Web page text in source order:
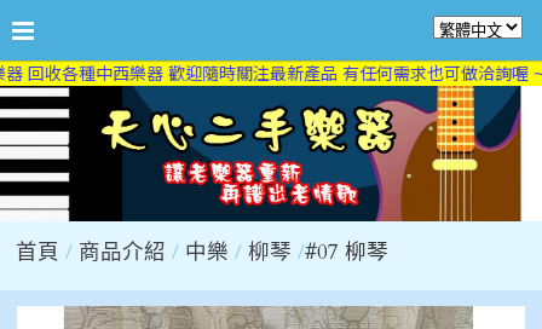
回收各種中西樂器 歡迎隨時關注最新產品 有任何需求也可做洽詢喔 ~
首頁 商品介紹 中樂 柳琴 #07 柳琴